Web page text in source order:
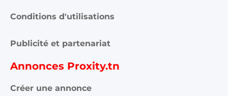
Conditions d'utilisations
Publicité et partenariat
Annonces Proxity.tn
Créer une annonce